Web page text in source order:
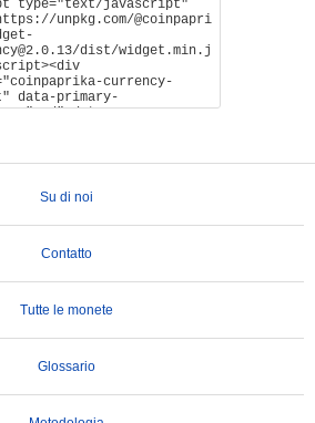
Su di noi
Contatto
Tutte le monete
Glossario